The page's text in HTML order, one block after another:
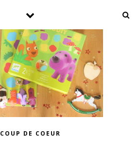
COUP DE COEUR